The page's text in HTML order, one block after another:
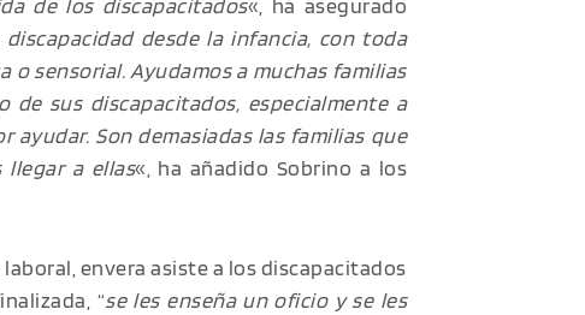
de los discapacitados«, ha asegurado
desde la infancia, con toda
o sensorial. Ayudamos a muchas familias
de sus discapacitados, especialmente a
ayudar. Son demasiadas las familias que
llegar a ellas«, ha añadido Sobrino a los
envera asiste a los discapacitados
“se les enseña un oficio y se les